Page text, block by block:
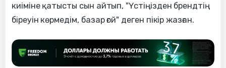
киіміне қатысты сын айтып, "Үстіңізден брендтің
біреуін көрмедім, базар ғой" деген пікір жазған.